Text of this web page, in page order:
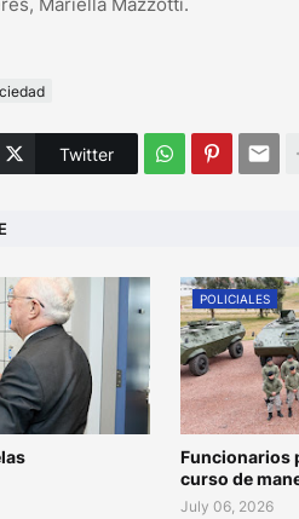
Twitter
POLICIALES
Funcionarios
curso de
July 06, 2026